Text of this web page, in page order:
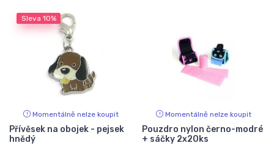
Sleva 10%
Momentálně nelze koupit
Přívěsek na obojek - pejsek
hnědý
Momentálně nelze koupit
Pouzdro nylon černo-modré
+ sáčky 2x20ks